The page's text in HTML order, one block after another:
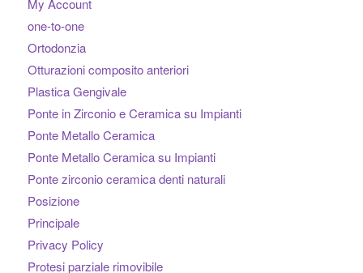
My Account
one-to-one
Ortodonzia
Otturazioni composito anteriori
Plastica Gengivale
Ponte in Zirconio e Ceramica su Impianti
Ponte Metallo Ceramica
Ponte Metallo Ceramica su Impianti
Ponte zirconio ceramica denti naturali
Posizione
Principale
Privacy Policy
Protesi parziale rimovibile